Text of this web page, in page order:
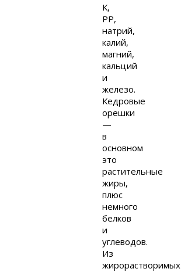
К,
РР,
натрий,
калий,
магний,
кальций
и
железо.
Кедровые
орешки
—
в
основном
это
растительные
жиры,
плюс
немного
белков
и
углеводов.
Из
жирорастворимых